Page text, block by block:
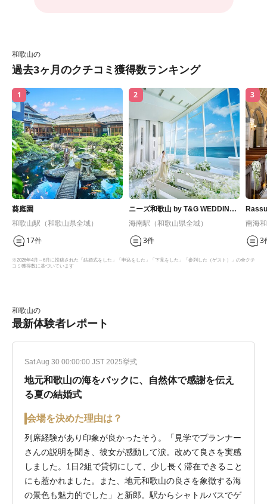
和歌山の
過去3ヶ月のクチコミ獲得数ランキング
1
葵庭園
和歌山駅（和歌山県全域）
17件
2
ニーズ和歌山 by T&G WEDDING
（旧 ベイサイド迎賓館 和歌山）
海南駅（和歌山県全域）
3件
3
ディ
南海
3
※2026年4月～6月に投稿された「結婚式をした」「申込をした」「下見をした」「参列した（ゲスト）」の全クチ
コミ獲得数に基づいています
和歌山の
最新体験者レポート
Sat Aug 30 00:00:00 JST 2025挙式
地元和歌山の海をバックに、自然体で感謝を伝え
る夏の結婚式
会場を決めた理由は？
列席経験があり印象が良かったそう。「見学でプランナー
さんの説明を聞き、彼女が感動して涙。改めて良さを実感
しました。1日2組で貸切にして、少し長く滞在できること
にも惹かれました。また、地元和歌山の良さを象徴する海
の景色も魅力的でした」と新郎。駅からシャトルバスでゲ